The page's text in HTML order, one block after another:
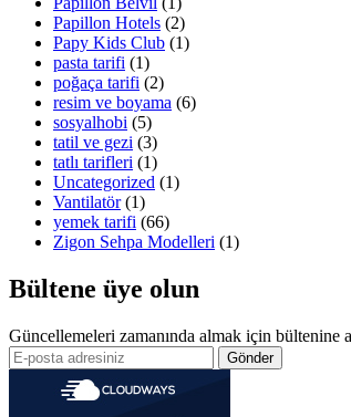
Papillon Hotels (2)
Papy Kids Club (1)
pasta tarifi (1)
poğaça tarifi (2)
resim ve boyama (6)
sosyalhobi (5)
tatil ve gezi (3)
tatlı tarifleri (1)
Uncategorized (1)
Vantilatör(1)
yemek tarifi (66)
Zigon Sehpa Modelleri (1)
Bültene üye olun
Güncellemeleri zamanında almak için bültenine